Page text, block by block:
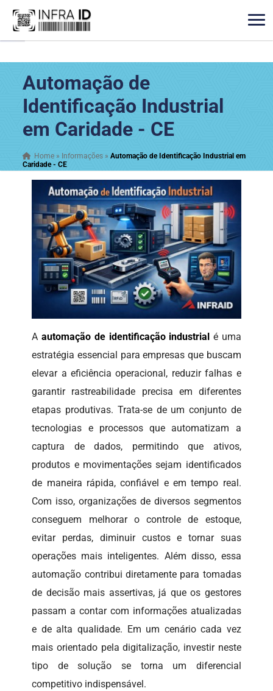
Automação de
Identificação Industrial
em Caridade - CE
Home » Informações »Automação de Identificação Industrial em
Caridade - CE
Aautomação de identificação industrial é uma
estratégia essencial para empresas que buscam
elevar a eficiência operacional, reduzir falhas e
garantir rastreabilidade precisa em diferentes
etapas produtivas. Trata-se de um conjunto de
tecnologias e processos que automatizam a
captura de dados, permitindo que ativos,
produtos e movimentações sejam identificados
de maneira rápida, confiável e em tempo real.
Com isso, organizações de diversos segmentos
conseguem melhorar o controle de estoque,
evitar perdas, diminuir custos e tornar suas
operações mais inteligentes. Além disso, essa
automação contribui diretamente para tomadas
de decisão mais assertivas, já que os gestores
passam a contar com informações atualizadas
e de alta qualidade. Em um cenário cada vez
mais orientado pela digitalização, investir neste
tipo de solução se torna um diferencial
competitivo indispensável.